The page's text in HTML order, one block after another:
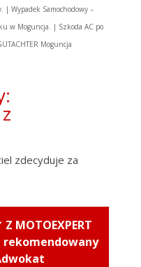
| Wypadek Samochodowy –
w Moguncja. | Szkoda AC po
Moguncja
zdecyduje za
Z MOTOEXPERT
rekomendowany